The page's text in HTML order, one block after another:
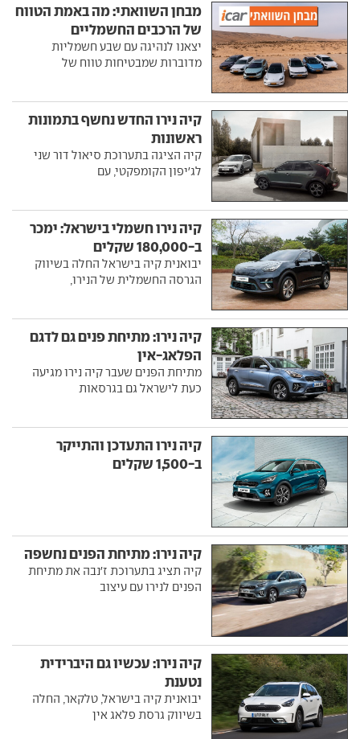
מבחן השוואתי: מה באמת הטווח
של הרכבים החשמליים
יצאנו לנהיגה עם שבע חשמליות
מדוברות שמבטיחות טווח של
קיה נירו החדש נחשף בתמונות
ראשונות
קיה הציגה בתערוכת סיאול דור שני
לג'יפון הקומפקטי, עם
קיה נירו חשמלי בישראל: ימכר
ב-180,000 שקלים
יבואנית קיה בישראל החלה בשיווק
הגרסה החשמלית של הנירו,
קיה נירו: מתיחת פנים גם לדגם
הפלאג-אין
מתיחת הפנים שעבר קיה נירו מגיעה
כעת לישראל גם בגרסאות
קיה נירו התעדכן והתייקר
ב-1,500 שקלים
קיה נירו: מתיחת הפנים נחשפה
קיה תציג בתערוכת ז'נבה את מתיחת
הפנים לנירו עם עיצוב
קיה נירו: עכשיו גם היברידית
נטענת
יבואנית קיה בישראל, טלקאר, החלה
בשיווק גרסת פלאג אין